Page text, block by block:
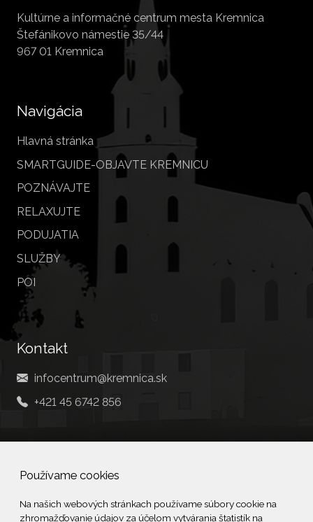
Používame cookies
Na našich webových stránkach používame súbory cookie na
zhromažďovanie údajov za účelom vytvárania štatistík na
Kultúrne a informačné centrum mesta Kremnica
Štefánikovo námestie 35/44
967 01 Kremnica
Navigácia
Hlavná stránka
SMARTGUIDE-OBJAVTE KREMNICU
POZNÁVAJTE
RELAXUJTE
PODUJATIA
SLUŽBY
POI
Kontakt
infocentrum@kremnica.sk
+421 45 6742 856
Social
Facebook